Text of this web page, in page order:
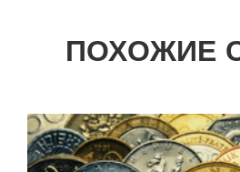
ПОХОЖИЕ